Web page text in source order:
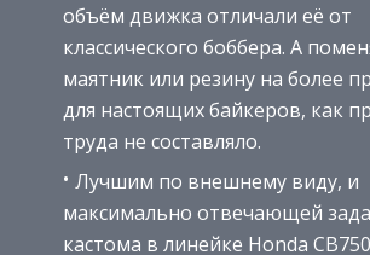
объём движка отличали её от
классического боббера. А
маятник или резину на более
для настоящих байкеров, как
труда не составляло.
Лучшим по внешнему виду, и
максимально отвечающей
кастома в линейке Honda